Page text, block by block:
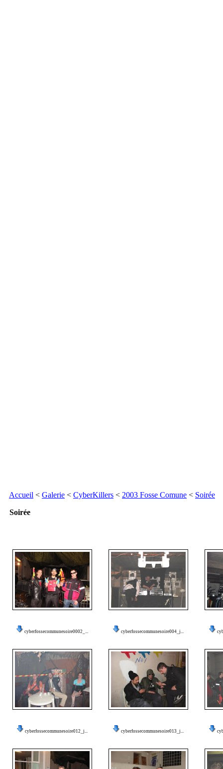
Accueil < Galerie < CyberKillers < 2003 Fosse Comune < Soirée
Soirée
cyberfossecommunesoire0002_... cyberfossecommunesoire004_j...
cyberfossecommunesoire012_j... cyberfossecommunesoire013_j...